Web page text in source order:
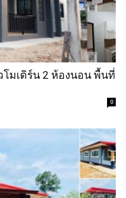
มเดิร์น 2 ห้องนอน พื้นที่
0